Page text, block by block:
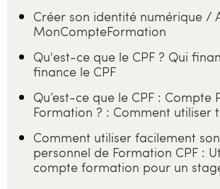
Créer son identité numérique /
MonCompteFormation
Qu'est-ce que le CPF ? Qui
finance le CPF
Qu’est-ce que le CPF : Compte
Formation ? : Comment utiliser
Comment utiliser facilement
personnel de Formation CPF :
compte formation pour un